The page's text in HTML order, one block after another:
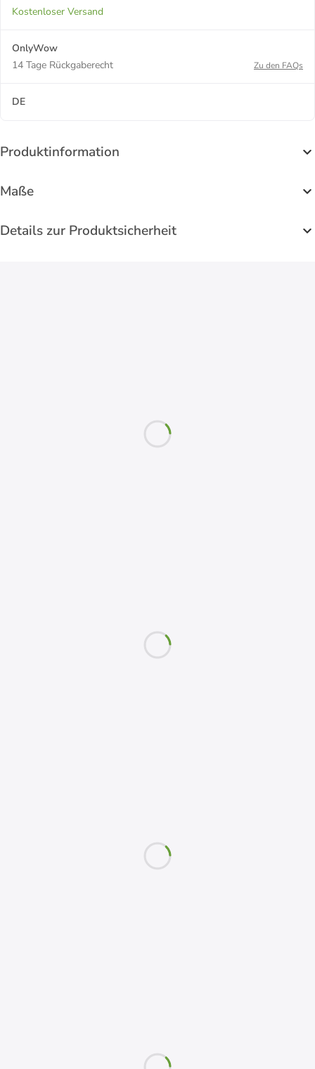
Kostenloser Versand
OnlyWow
14 Tage Rückgaberecht
Zu den FAQs
DE
Produktinformation
Maße
Details zur Produktsicherheit